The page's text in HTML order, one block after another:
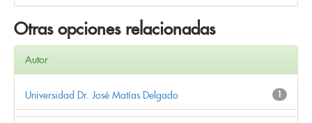
Otras opciones relacionadas
Autor
1
Universidad Dr. José Matías Delgado